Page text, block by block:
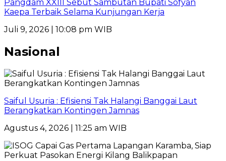
Pangdam XXIII Sebut Sambutan Bupati Sofyan
Kaepa Terbaik Selama Kunjungan Kerja
Juli 9, 2026 | 10:08 pm WIB
Nasional
Saiful Usuria : Efisiensi Tak Halangi Banggai Laut
Berangkatkan Kontingen Jamnas
Agustus 4, 2026 | 11:25 am WIB